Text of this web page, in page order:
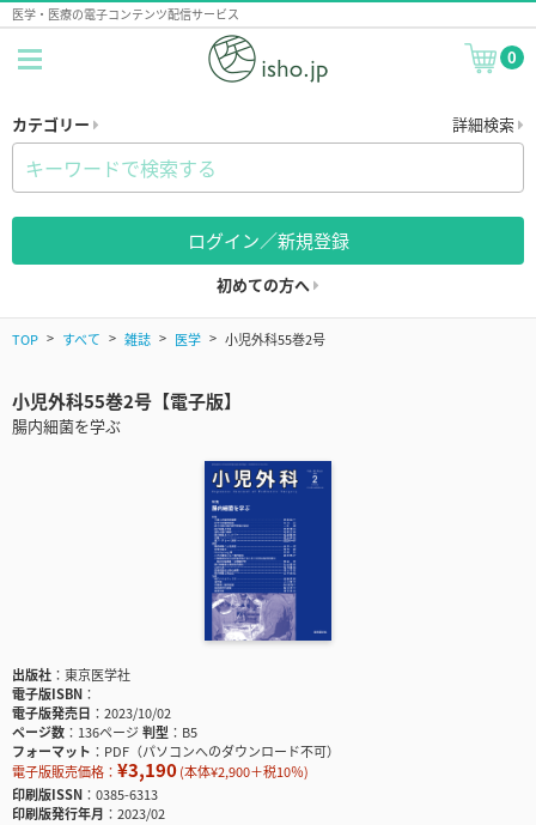
医学・医療の電子コンテンツ配信サービス
0
カテゴリー 詳細検索
ログイン／新規登録
初めての方へ
TOP すべて 雑誌 医学 小児外科55巻2号
小児外科55巻2号【電子版】
腸内細菌を学ぶ
出版社
東京医学社
電子版ISBN
電子版発売日
2023/10/02
ページ数
136ページ判型
B5
フォーマット
PDF（パソコンへのダウンロード不可）
電子版販売価格： ¥3,190(本体¥2,900＋税10％)
印刷版ISSN
0385-6313
印刷版発行年月
2023/02